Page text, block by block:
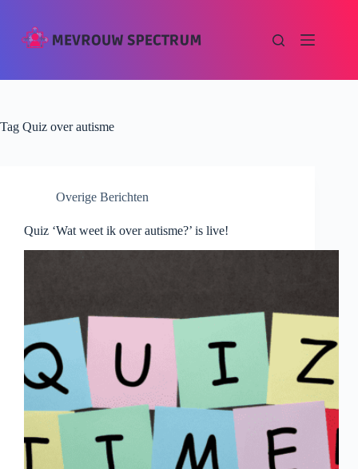
Tag Quiz over autisme
Overige Berichten
Quiz ‘Wat weet ik over autisme?’ is live!